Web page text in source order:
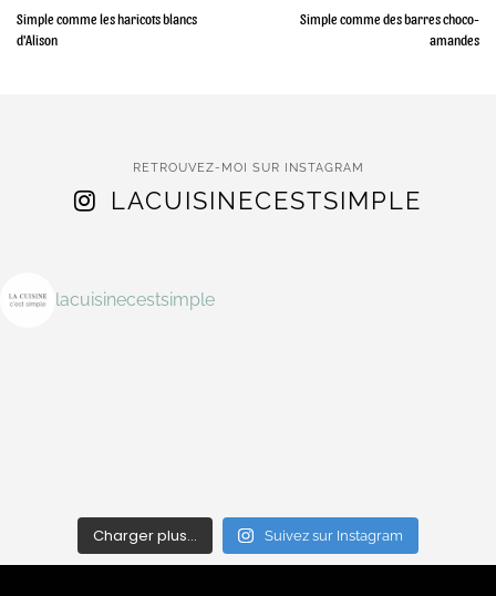
Simple comme les haricots blancs
d'Alison
Simple comme des barres choco-
amandes
RETROUVEZ-MOI SUR INSTAGRAM
LACUISINECESTSIMPLE
lacuisinecestsimple
Charger plus… Suivez sur Instagram